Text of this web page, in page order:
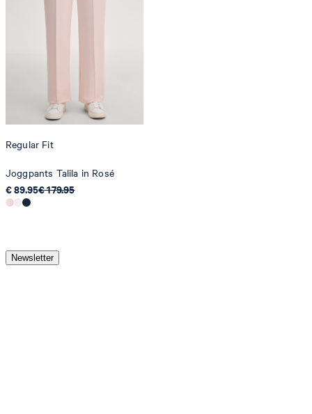
Regular Fit
Joggpants Talila in Rosé
€ 89.95€ 179.95
Newsletter